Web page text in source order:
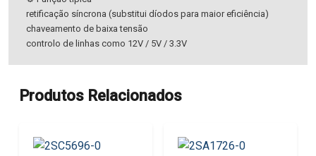
retificação síncrona (substitui díodos para maior eficiência)
chaveamento de baixa tensão
controlo de linhas como 12V / 5V / 3.3V
Produtos Relacionados